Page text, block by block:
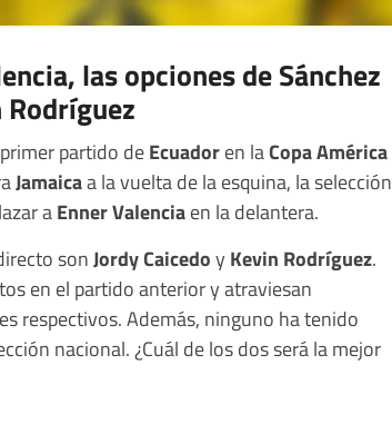
las opciones de Sánchez
Rodríguez
partido deEcuadoren laCopa América
Jamaicaa la vuelta de la esquina, la selección
aEnner Valenciaen la delantera.
sonJordy Caicedoy Kevin Rodríguez.
en el partido anterior y atraviesan
respectivos. Además, ninguno ha tenido
nacional. ¿Cuál de los dos será la mejor